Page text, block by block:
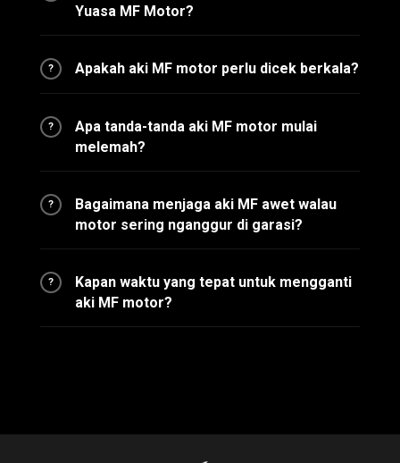
Yuasa MF Motor?
? Apakah aki MF motor perlu dicek berkala?
?
Apa tanda-tanda aki MF motor mulai
melemah?
?
Bagaimana menjaga aki MF awet walau
motor sering nganggur di garasi?
?
Kapan waktu yang tepat untuk mengganti
aki MF motor?